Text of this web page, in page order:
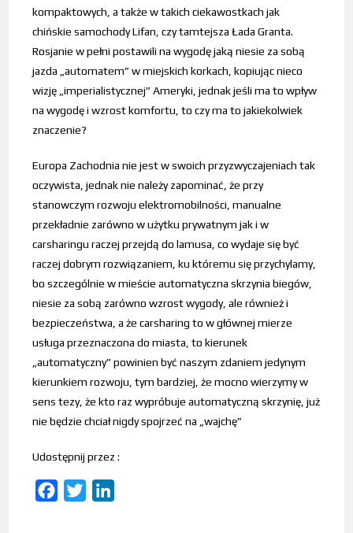
kompaktowych, a także w takich ciekawostkach jak
chińskie samochody Lifan, czy tamtejsza Łada Granta.
Rosjanie w pełni postawili na wygodę jaką niesie za sobą
jazda „automatem” w miejskich korkach, kopiując nieco
wizję „imperialistycznej” Ameryki, jednak jeśli ma to wpływ
na wygodę i wzrost komfortu, to czy ma to jakiekolwiek
znaczenie?
Europa Zachodnia nie jest w swoich przyzwyczajeniach tak
oczywista, jednak nie należy zapominać, że przy
stanowczym rozwoju elektromobilności, manualne
przekładnie zarówno w użytku prywatnym jak i w
carsharingu raczej przejdą do lamusa, co wydaje się być
raczej dobrym rozwiązaniem, ku któremu się przychylamy,
bo szczególnie w mieście automatyczna skrzynia biegów,
niesie za sobą zarówno wzrost wygody, ale również i
bezpieczeństwa, a że carsharing to w głównej mierze
usługa przeznaczona do miasta, to kierunek
„automatyczny” powinien być naszym zdaniem jedynym
kierunkiem rozwoju, tym bardziej, że mocno wierzymy w
sens tezy, że kto raz wypróbuje automatyczną skrzynię, już
nie będzie chciał nigdy spojrzeć na „wajchę”
Udostępnij przez :